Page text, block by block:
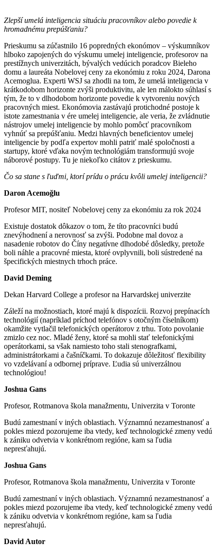
Zlepší umelá inteligencia situáciu pracovníkov alebo povedie k
hromadnému prepúšťaniu?
Prieskumu sa zúčastnilo 16 popredných ekonómov – výskumníkov
hlboko zapojených do výskumu umelej inteligencie, profesorov na
prestížnych univerzitách, bývalých vedúcich poradcov Bieleho
domu a laureáta Nobelovej ceny za ekonómiu z roku 2024, Darona
Acemoglua. Experti WSJ sa zhodli na tom, že umelá inteligencia v
krátkodobom horizonte zvýši produktivitu, ale len málokto súhlasí s
tým, že to v dlhodobom horizonte povedie k vytvoreniu nových
pracovných miest. Ekonómovia zastávajú protichodné postoje k
istote zamestnania v ére umelej inteligencie, ale veria, že zvládnutie
nástrojov umelej inteligencie by mohlo pomôcť pracovníkom
vyhnúť sa prepúšťaniu. Medzi hlavných beneficientov umelej
inteligencie by podľa expertov mohli patriť malé spoločnosti a
startupy, ktoré vďaka novým technológiám transformujú svoje
náborové postupy. Tu je niekoľko citátov z prieskumu.
Čo sa stane s ľuďmi, ktorí prídu o prácu kvôli umelej inteligencii?
Daron Acemoğlu
Profesor MIT, nositeľ Nobelovej ceny za ekonómiu za rok 2024
Existuje dostatok dôkazov o tom, že títo pracovníci budú
znevýhodnení a nerovnosť sa zvýši. Podobne mal dovoz a
nasadenie robotov do Číny negatívne dlhodobé dôsledky, pretože
boli náhle a pracovné miesta, ktoré ovplyvnili, boli sústredené na
špecifických miestnych trhoch práce.
David Deming
Dekan Harvard College a profesor na Harvardskej univerzite
Záleží na možnostiach, ktoré majú k dispozícii. Rozvoj prepínacích
technológií (napríklad príchod telefónov s otočným číselníkom)
okamžite vytlačil telefonických operátorov z trhu. Toto povolanie
zmizlo cez noc. Mladé ženy, ktoré sa mohli stať telefonickými
operátorkami, sa však namiesto toho stali stenografkami,
administrátorkami a čašníčkami. To dokazuje dôležitosť flexibility
vo vzdelávaní a odbornej príprave. Ľudia sú univerzálnou
technológiou!
Joshua Gans
Profesor, Rotmanova škola manažmentu, Univerzita v Toronte
Budú zamestnaní v iných oblastiach. Významnú nezamestnanosť a
pokles miezd pozorujeme iba vtedy, keď technologické zmeny vedú
k zániku odvetvia v konkrétnom regióne, kam sa ľudia
nepresťahujú.
Joshua Gans
Profesor, Rotmanova škola manažmentu, Univerzita v Toronte
Budú zamestnaní v iných oblastiach. Významnú nezamestnanosť a
pokles miezd pozorujeme iba vtedy, keď technologické zmeny vedú
k zániku odvetvia v konkrétnom regióne, kam sa ľudia
nepresťahujú.
David Autor